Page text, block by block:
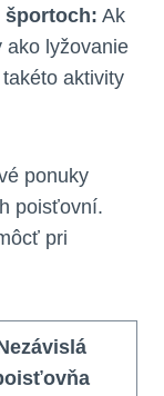
športoch: Ak
ako lyžovanie
aktivity
ponuky
poisťovní.
pri